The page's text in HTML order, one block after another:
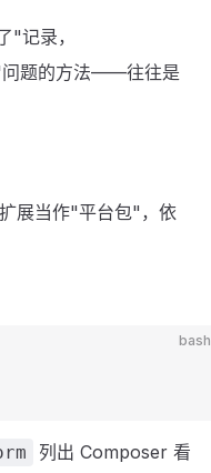
"记录，
问题的方法——往往是
展当作"平台包"，依
bash
列出 Composer 看